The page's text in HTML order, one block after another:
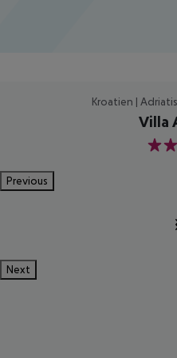
Kroatien |
Villa
4
Previous
Next